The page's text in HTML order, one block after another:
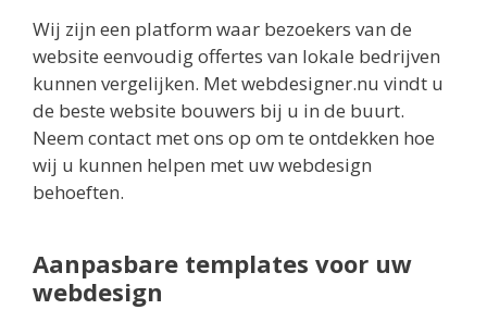
Wij zijn een platform waar bezoekers van de
website eenvoudig offertes van lokale bedrijven
kunnen vergelijken. Met webdesigner.nu vindt u
de beste website bouwers bij u in de buurt.
Neem contact met ons op om te ontdekken hoe
wij u kunnen helpen met uw webdesign
behoeften.
Aanpasbare templates voor uw
webdesign